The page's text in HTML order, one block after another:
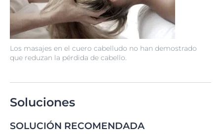
Los masajes en el cuero cabelludo no han demostrado
que reduzan la pérdida de cabello.
Soluciones
SOLUCIÓN RECOMENDADA